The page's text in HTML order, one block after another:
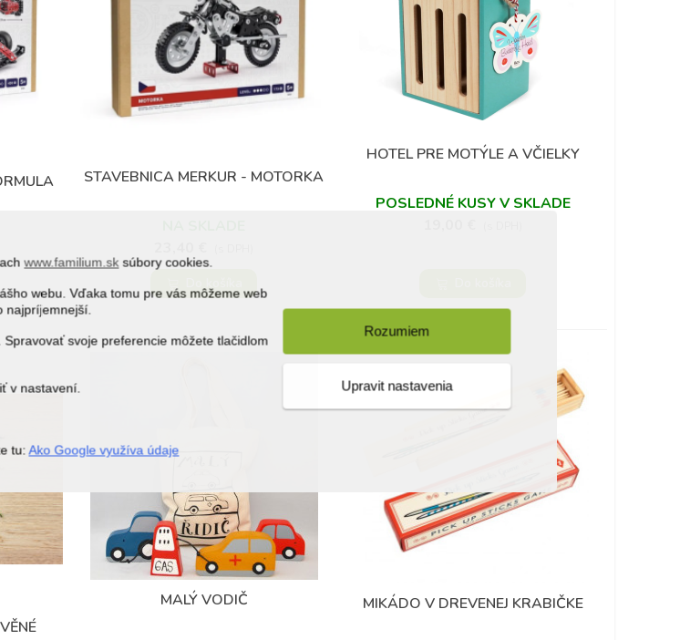
www.familium.sk súbory cookies.
webu. Vďaka tomu pre vás môžeme web
najpríjemnejší.
svoje preferencie môžete tlačidlom
v nastavení.
tu: Ako Google využíva údaje
Rozumiem
Upravit nastavenia
Obľúbené
STAVEBNICA MERKUR - MOTORKA
Obľúbené
HOTEL PRE MOTÝLE A VČIELKY
POSLEDNÉ KUSY V SKLADE
Obľúbené
MALÝ VODIČ Obľúbené
MIKÁDO V DREVENEJ KRABIČKE